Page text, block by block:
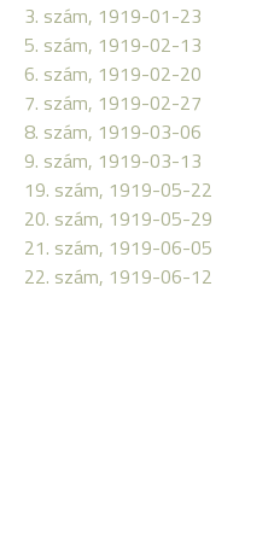
3. szám, 1919-01-23
5. szám, 1919-02-13
6. szám, 1919-02-20
7. szám, 1919-02-27
8. szám, 1919-03-06
9. szám, 1919-03-13
19. szám, 1919-05-22
20. szám, 1919-05-29
21. szám, 1919-06-05
22. szám, 1919-06-12